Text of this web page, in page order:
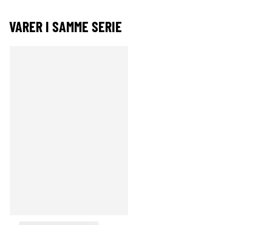
VARER I SAMME SERIE